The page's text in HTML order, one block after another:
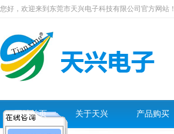
您好，欢迎来到东莞市天兴电子科技有限公司官方网站！
网站首页 关于天兴 产品购买